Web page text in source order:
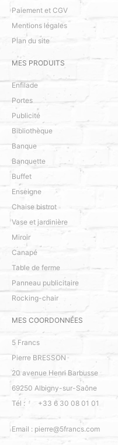
Paiement et CGV
Mentions légales
Plan du site
MES PRODUITS
Enfilade
Portes
Publicité
Bibliothèque
Banque
Banquette
Buffet
Enseigne
Chaise bistrot
Vase et jardinière
Miroir
Canapé
Table de ferme
Panneau publicitaire
Rocking-chair
MES COORDONNÉES
5 Francs
Pierre BRESSON
20 avenue Henri Barbusse
69250 Albigny-sur-Saône
Tél :
+33 6 30 08 01 01
Email : pierre@5francs.com